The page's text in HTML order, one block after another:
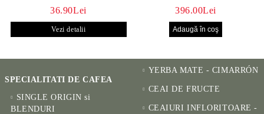
CALM ȘI BENEFIC
36.90Lei
Vezi detalii
HANAKO, CEAINIC SI 4
396.00Lei
SPECIALITATI DE CAFEA
SINGLE ORIGIN si
BLENDURI
YERBA MATE - CIMARRÓN
CEAI DE FRUCTE
CEAIURI INFLORITOARE -